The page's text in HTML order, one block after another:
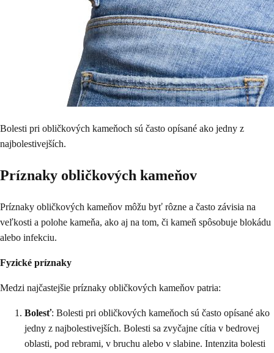
Bolesti pri obličkových kameňoch sú často opísané ako jedny z
najbolestivejších.
Príznaky obličkových kameňov
Príznaky obličkových kameňov môžu byť rôzne a často závisia na
veľkosti a polohe kameňa, ako aj na tom, či kameň spôsobuje blokádu
alebo infekciu.
Fyzické príznaky
Medzi najčastejšie príznaky obličkových kameňov patria:
Bolesť: Bolesti pri obličkových kameňoch sú často opísané ako
jedny z najbolestivejších. Bolesti sa zvyčajne cítia v bedrovej
oblasti, pod rebrami, v bruchu alebo v slabine. Intenzita bolesti